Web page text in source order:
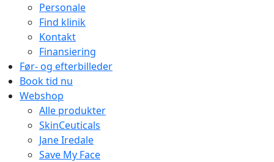
Personale
Find klinik
Kontakt
Finansiering
Før- og efterbilleder
Book tid nu
Webshop
Alle produkter
SkinCeuticals
Jane Iredale
Save My Face